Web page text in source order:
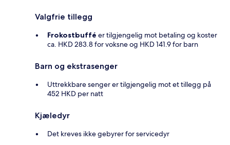
Valgfrie tillegg
Frokostbuffé er tilgjengelig mot betaling og koster
ca. HKD 283.8 for voksne og HKD 141.9 for barn
Barn og ekstrasenger
Uttrekkbare senger er tilgjengelig mot et tillegg på
452 HKD per natt
Kjæledyr
Det kreves ikke gebyrer for servicedyr